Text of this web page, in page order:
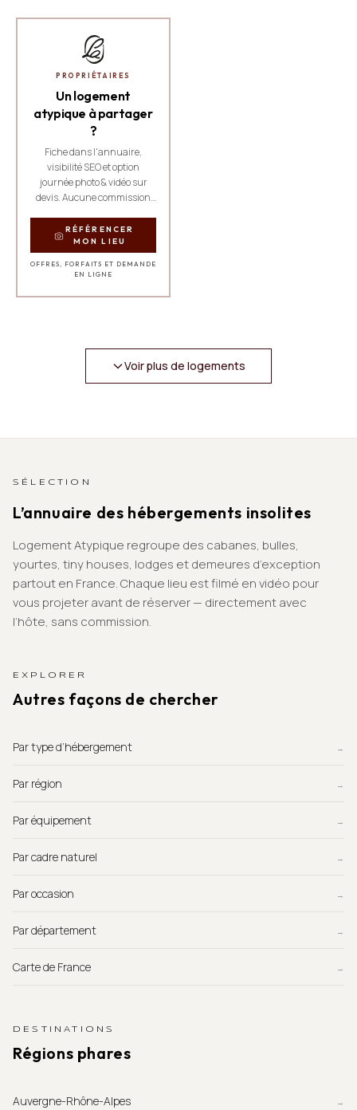
PROPRIÉTAIRES
Un logement
atypique à partager
?
Fiche dans l'annuaire,
visibilité SEO et option
journée photo & vidéo sur
devis. Aucune commission
RÉFÉRENCER
MON LIEU
OFFRES, FORFAITS ET DEMANDE
EN LIGNE
Voir plus de logements
SÉLECTION
L’annuaire des hébergements insolites
Logement Atypique regroupe des cabanes, bulles,
yourtes, tiny houses, lodges et demeures d’exception
partout en France. Chaque lieu est filmé en vidéo pour
vous projeter avant de réserver — directement avec
l’hôte, sans commission.
EXPLORER
Autres façons de chercher
Par type d’hébergement →
Par région →
Par équipement →
Par cadre naturel →
Par occasion →
Par département →
Carte de France →
DESTINATIONS
Régions phares
Auvergne-Rhône-Alpes →